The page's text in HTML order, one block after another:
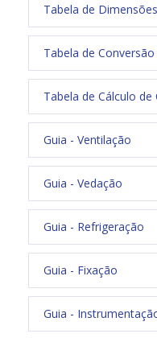
Tabela de
Tabela de
Tabela de Cálculo
Guia - Ventilação
Guia - Vedação
Guia - Refrigeração
Guia - Fixação
Guia -